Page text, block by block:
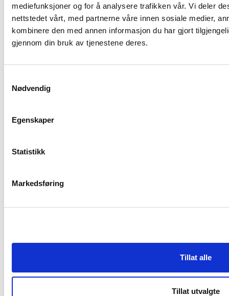
mediefunksjoner og for å analysere trafikken vår. Vi deler
nettstedet vårt, med partnerne våre innen sosiale medier,
kombinere den med annen informasjon du har gjort
gjennom din bruk av tjenestene deres.
Nødvendig
Egenskaper
Statistikk
Markedsføring
Tillat alle
Tillat utvalgte
Leie av pynt til seremonirommet Kr. 790,-
50. stk trykte programmhefter
Dødsannonse
Byråets honorar
SUM
23.629,-
Minnesamvær Kr. 410,-